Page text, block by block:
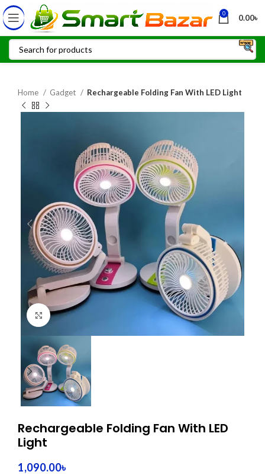
0 0.00৳
Home Gadget Rechargeable Folding Fan With LED Light
Click to enlarge
Rechargeable Folding Fan With LED
Light
1,090.00৳